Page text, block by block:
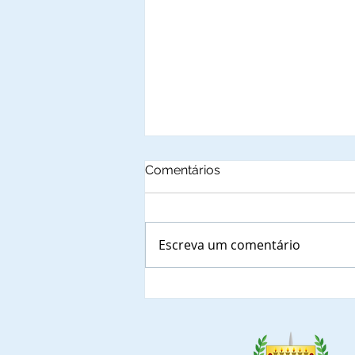
presença nas solenidades
Comentários
Escreva um comentário